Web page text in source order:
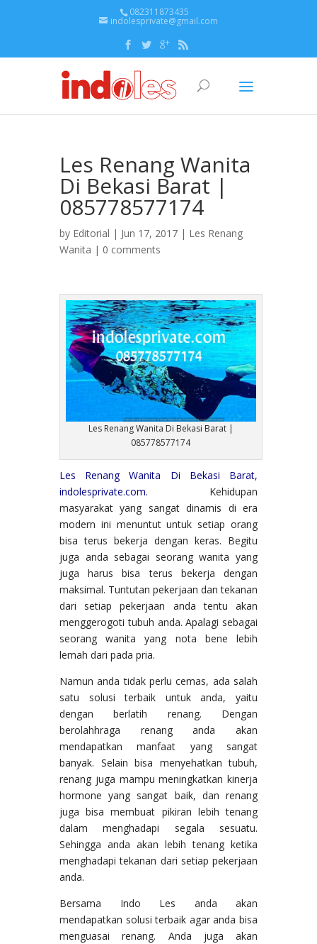
082311873435
indolesprivate@gmail.com
Les Renang Wanita
Di Bekasi Barat |
085778577174
by Editorial | Jun 17, 2017 | Les Renang
Wanita | 0 comments
Les Renang Wanita Di Bekasi Barat |
085778577174
Les Renang Wanita Di Bekasi Barat,
indolesprivate.com. Kehidupan
masyarakat yang sangat dinamis di era
modern ini menuntut untuk setiap orang
bisa terus bekerja dengan keras. Begitu
juga anda sebagai seorang wanita yang
juga harus bisa terus bekerja dengan
maksimal. Tuntutan pekerjaan dan tekanan
dari setiap pekerjaan anda tentu akan
menggerogoti tubuh anda. Apalagi sebagai
seorang wanita yang nota bene lebih
lemah dari pada pria.
Namun anda tidak perlu cemas, ada salah
satu solusi terbaik untuk anda, yaitu
dengan berlatih renang. Dengan
berolahhraga renang anda akan
mendapatkan manfaat yang sangat
banyak. Selain bisa menyehatkan tubuh,
renang juga mampu meningkatkan kinerja
hormone yang sangat baik, dan renang
juga bisa membuat pikiran lebih tenang
dalam menghadapi segala sesuatu.
Sehingga anda akan lebih tenang ketika
menghadapi tekanan dari setiap pekerjaan
anda.
Bersama Indo Les anda akan
mendapatkan solusi terbaik agar anda bisa
menguasai renang. Anda juga akan